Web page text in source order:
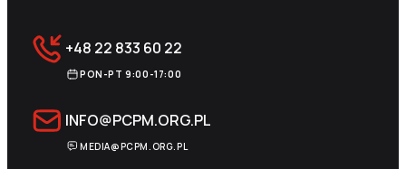
+48 22 833 60 22
PON-PT 9:00-17:00
INFO@PCPM.ORG.PL
MEDIA@PCPM.ORG.PL